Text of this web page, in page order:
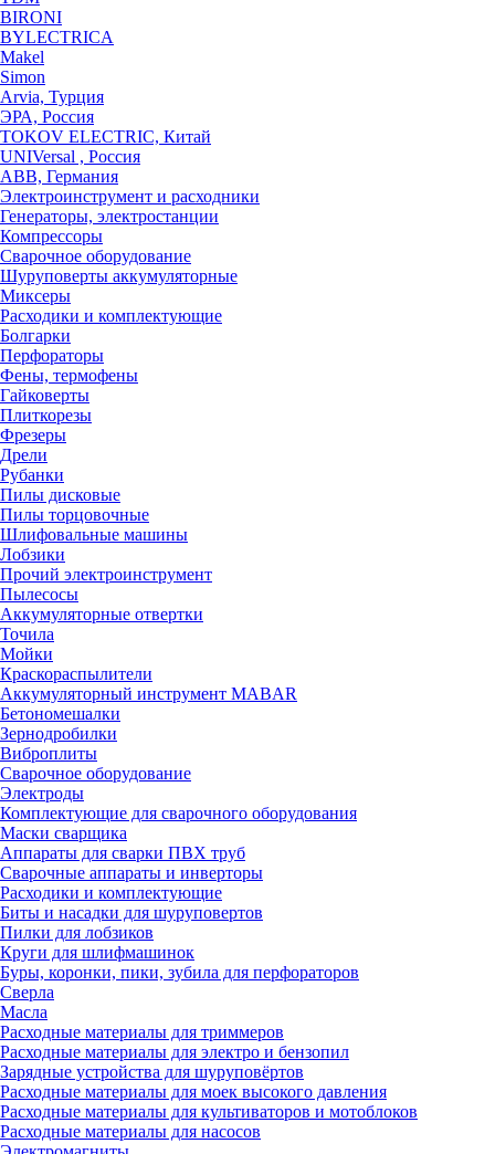
BIRONI
BYLECTRICA
Makel
Simon
Arvia, Турция
ЭРА, Россия
TOKOV ELECTRIC, Китай
UNIVersal , Россия
ABB, Германия
Электроинструмент и расходники
Генераторы, электростанции
Компрессоры
Сварочное оборудование
Шуруповерты аккумуляторные
Миксеры
Расходики и комплектующие
Болгарки
Перфораторы
Фены, термофены
Гайковерты
Плиткорезы
Фрезеры
Дрели
Рубанки
Пилы дисковые
Пилы торцовочные
Шлифовальные машины
Лобзики
Прочий электроинструмент
Пылесосы
Аккумуляторные отвертки
Точила
Мойки
Краскораспылители
Аккумуляторный инструмент MABAR
Бетономешалки
Зернодробилки
Виброплиты
Сварочное оборудование
Электроды
Комплектующие для сварочного оборудования
Маски сварщика
Аппараты для сварки ПВХ труб
Сварочные аппараты и инверторы
Расходики и комплектующие
Биты и насадки для шуруповертов
Пилки для лобзиков
Круги для шлифмашинок
Буры, коронки, пики, зубила для перфораторов
Сверла
Масла
Расходные материалы для триммеров
Расходные материалы для электро и бензопил
Зарядные устройства для шуруповёртов
Расходные материалы для моек высокого давления
Расходные материалы для культиваторов и мотоблоков
Расходные материалы для насосов